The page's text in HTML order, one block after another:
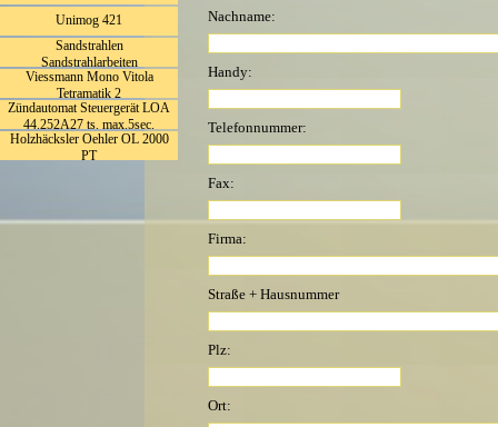
Unimog 421
Sandstrahlen
Sandstrahlarbeiten
Viessmann Mono Vitola
Tetramatik 2
Zündautomat Steuergerät LOA
44.252A27 ts. max.5sec.
Holzhäcksler Oehler OL 2000
PT
Nachname:
Handy:
Telefonnummer:
Fax:
Firma:
Straße + Hausnummer
Plz:
Ort: